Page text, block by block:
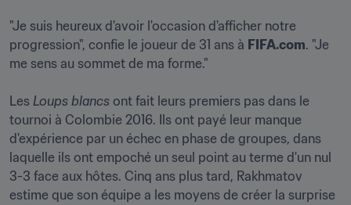
"Je suis heureux d'avoir l'occasion d'afficher notre
progression", confie le joueur de 31 ans à FIFA.com. "Je
me sens au sommet de ma forme."
Les Loups blancs ont fait leurs premiers pas dans le
tournoi à Colombie 2016. Ils ont payé leur manque
d'expérience par un échec en phase de groupes, dans
laquelle ils ont empoché un seul point au terme d'un nul
3-3 face aux hôtes. Cinq ans plus tard, Rakhmatov
estime que son équipe a les moyens de créer la surprise